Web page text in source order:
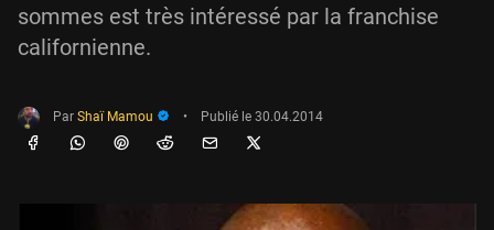
sommes est très intéressé par la franchise
californienne.
Par Shaï Mamou • Publié le 30.04.2014